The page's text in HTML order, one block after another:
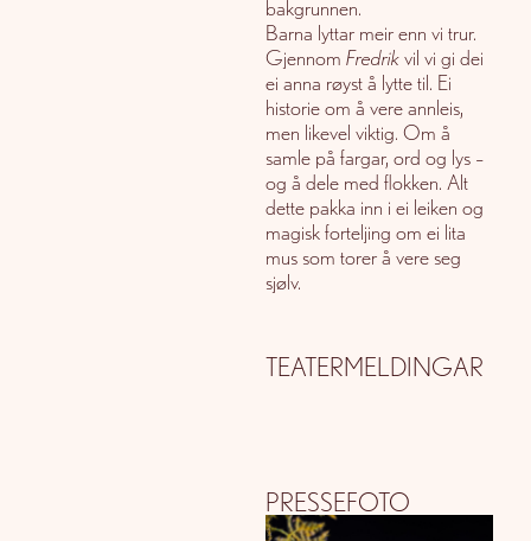
bakgrunnen.
Barna lyttar meir enn vi trur.
Gjennom Fredrikvil vi gi dei
ei anna røyst å lytte til. Ei
historie om å vere annleis,
men likevel viktig. Om å
samle på fargar, ord og lys –
og å dele med flokken. Alt
dette pakka inn i ei leiken og
magisk forteljing om ei lita
mus som torer å vere seg
sjølv.
TEATERMELDINGAR
PRESSEFOTO